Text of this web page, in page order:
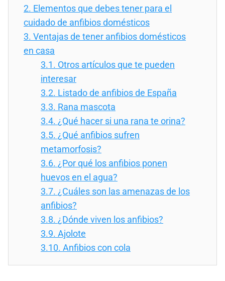
2. Elementos que debes tener para el
cuidado de anfibios domésticos
3. Ventajas de tener anfibios domésticos
en casa
3.1. Otros artículos que te pueden
interesar
3.2. Listado de anfibios de España
3.3. Rana mascota
3.4. ¿Qué hacer si una rana te orina?
3.5. ¿Qué anfibios sufren
metamorfosis?
3.6. ¿Por qué los anfibios ponen
huevos en el agua?
3.7. ¿Cuáles son las amenazas de los
anfibios?
3.8. ¿Dónde viven los anfibios?
3.9. Ajolote
3.10. Anfibios con cola